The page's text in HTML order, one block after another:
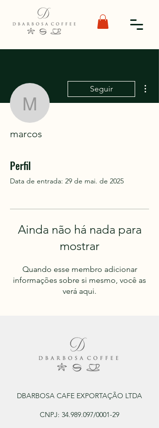
marcos
Seguir
marcos
Perfil
Data de entrada: 29 de mai. de 2025
Ainda não há nada para
mostrar
Quando esse membro adicionar
informações sobre si mesmo, você as
verá aqui.
DBARBOSA CAFE EXPORTAÇÃO LTDA
CNPJ: 34.989.097/0001-29